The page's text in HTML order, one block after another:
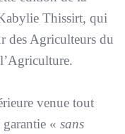
Thissirt, qui
des Agriculteurs du
venue tout
« sans